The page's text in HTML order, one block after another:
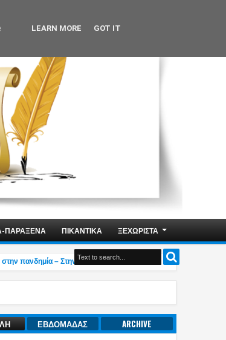
ΠΑΡΑΞΕΝΑ ΠΙΚΑΝΤΙΚΑ ΞΕΧΩΡΙΣΤΑ
– Στην Ελλάδα τον έκαναν μέλος της Ακαδημίας
ΕΒΔΟΜΑΔΑΣ ARCHIVE
LEARN MORE GOT IT